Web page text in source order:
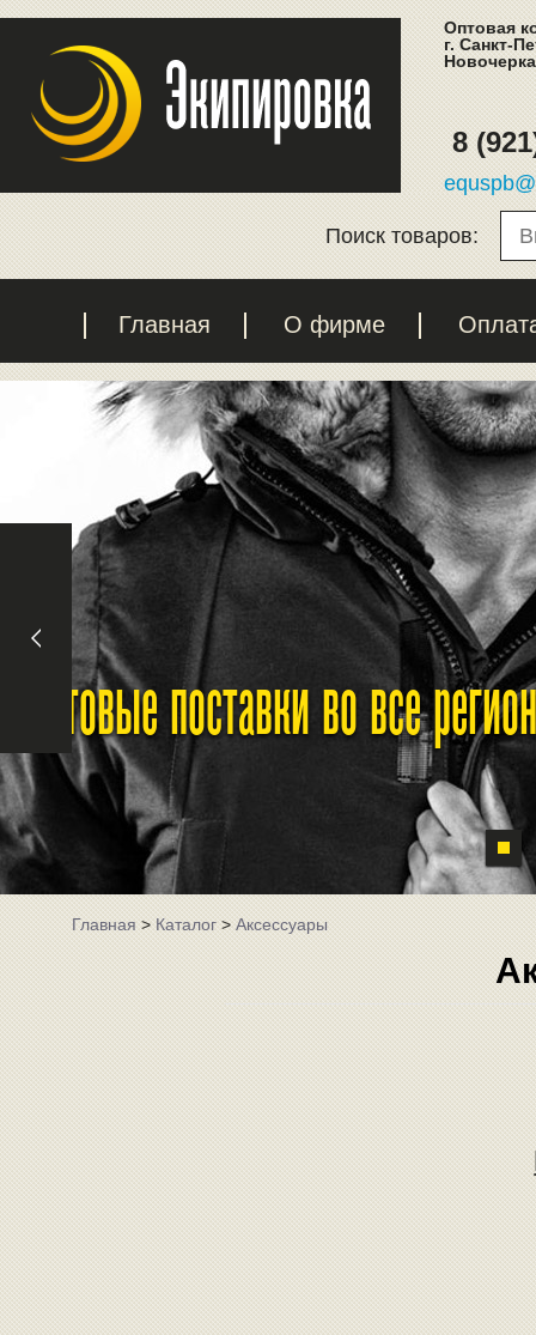
Оптовая
г. Санкт-
8
Поиск товаров:
Главная О фирме
Оптовые поставки во все
Главная>Каталог>Аксессуары